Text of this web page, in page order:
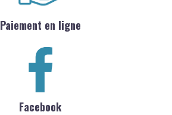
Paiement en ligne
Facebook